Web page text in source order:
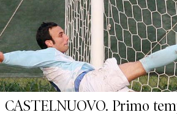
CASTELNUOVO. Primo